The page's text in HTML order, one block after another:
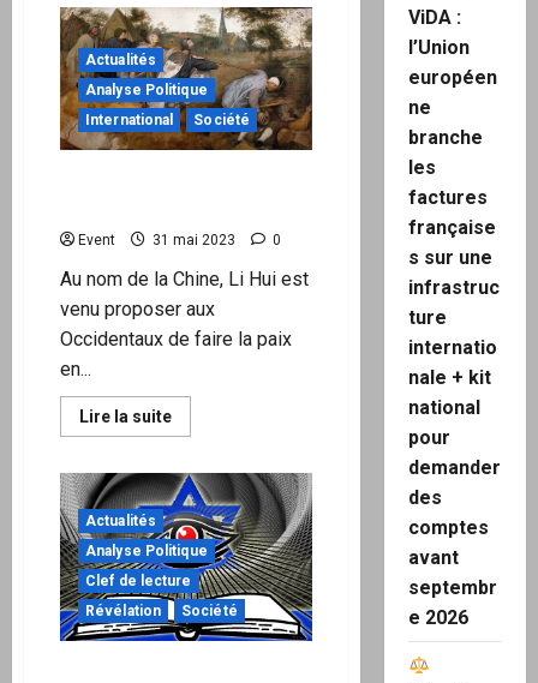
l’Europe
est
dominée
par
les
USA
qui
veulent
effondrement
proche
»
Actualités
Analyse Politique
International
Société
Event 31 mai 2023 0
Au nom de la Chine, Li Hui est
venu proposer aux
Occidentaux de faire la paix
en...
Lire la suiteEn
savoir
Les
Occidentaux
refusent
la
paix
en
Ukraine
Actualités
Analyse Politique
Clef de lecture
Révélation
Société
ViDA :
l’Union
européen
ne
branche
les
factures
française
s sur une
infrastruc
ture
internatio
nale + kit
national
pour
demander
des
comptes
avant
septembr
e 2026